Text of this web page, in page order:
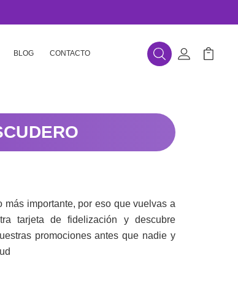
BLOG CONTACTO BuscarMi Cuenta
Mi
más importante, por eso que vuelvas a
tarjeta de fidelización y descubre
promociones antes que nadie y